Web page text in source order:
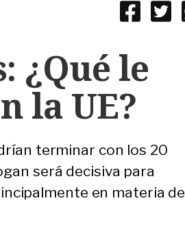
¿Qué le
la UE?
terminar con los 20
será decisiva para
en materia de